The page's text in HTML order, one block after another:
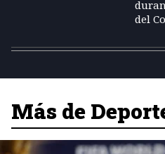
del
Más de